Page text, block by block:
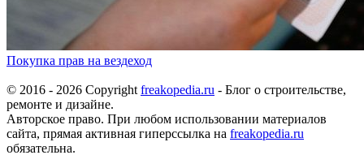
Покупка прав на вездеход
© 2016 - 2026 Copyrightfreakopedia.ru - Блог о строительстве,
ремонте и дизайне.
Авторское право. При любом использовании материалов
сайта, прямая активная гиперссылка на freakopedia.ru
обязательна.